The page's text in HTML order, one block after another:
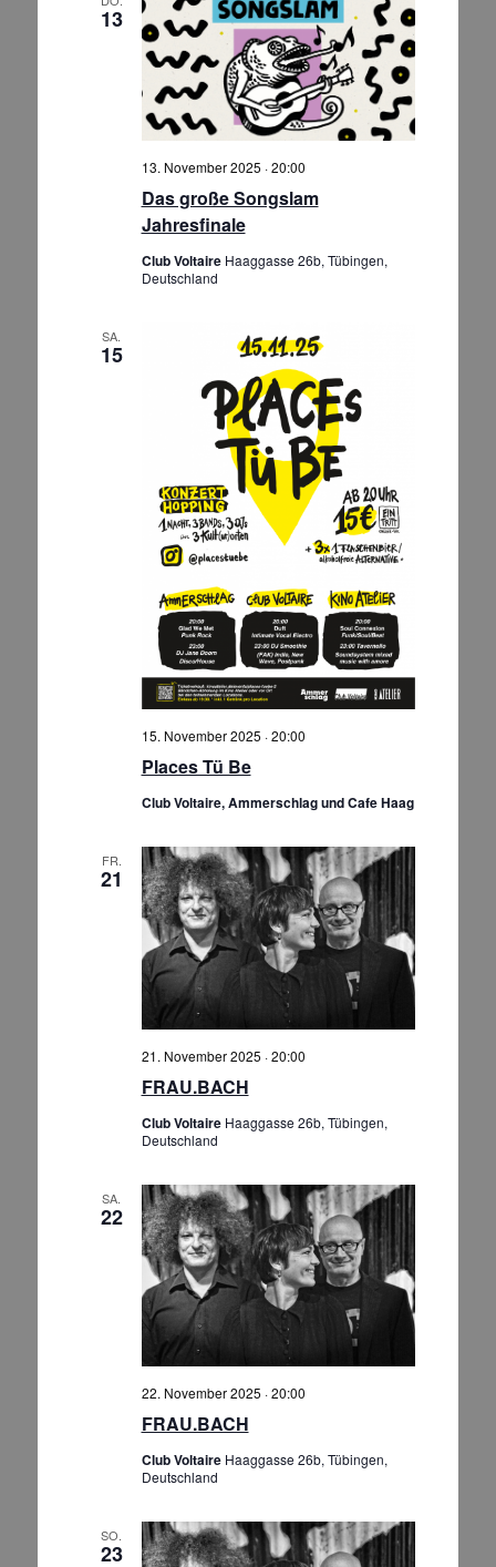
13
Das große Songslam
Jahresfinale
13. November 2025 · 20:00
Club Voltaire Haaggasse 26b, Tübingen,
Deutschland
SA.
15
Places Tü Be
15. November 2025 · 20:00
Club Voltaire, Ammerschlag und Cafe Haag
FR.
21
FRAU.BACH
21. November 2025 · 20:00
Club Voltaire Haaggasse 26b, Tübingen,
Deutschland
SA.
22
FRAU.BACH
22. November 2025 · 20:00
Club Voltaire Haaggasse 26b, Tübingen,
Deutschland
SO.
23